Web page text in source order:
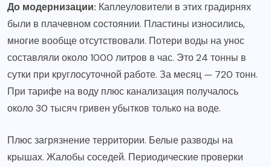
До модернизации: Каплеуловители в этих градирнях
были в плачевном состоянии. Пластины износились,
многие вообще отсутствовали. Потери воды на унос
составляли около 1000 литров в час. Это 24 тонны в
сутки при круглосуточной работе. За месяц — 720 тонн.
При тарифе на воду плюс канализация получалось
около 30 тысяч гривен убытков только на воде.
Плюс загрязнение территории. Белые разводы на
крышах. Жалобы соседей. Периодические проверки